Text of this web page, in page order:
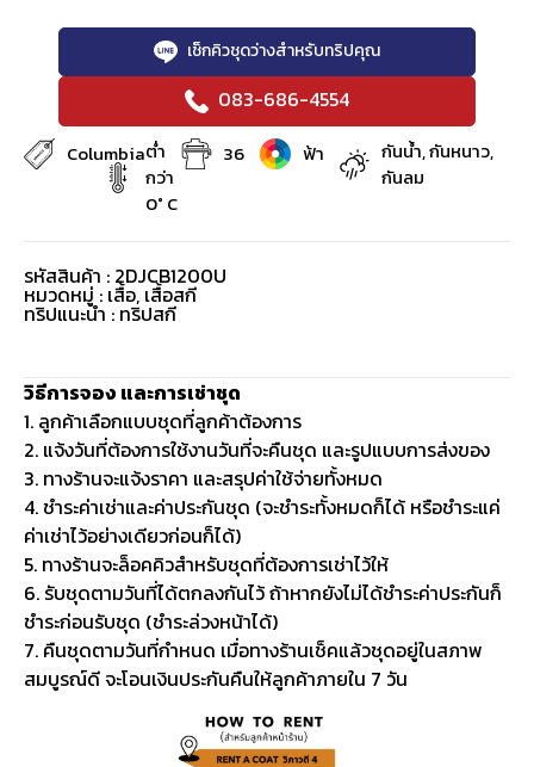
เช็กคิวชุดว่างสำหรับทริปคุณ
083-686-4554
Columbiaต่ำ
กว่า
0° C
36 ฟ้า
กันน้ำ, กันหนาว,
กันลม
รหัสสินค้า : 2DJCB1200U
หมวดหมู่ : เสื้อ, เสื้อสกี
ทริปแนะนำ : ทริปสกี
วิธีการจอง และการเช่าชุด
1. ลูกค้าเลือกแบบชุดที่ลูกค้าต้องการ
2. แจ้งวันที่ต้องการใช้งานวันที่จะคืนชุด และรูปแบบการส่งของ
3. ทางร้านจะแจ้งราคา และสรุปค่าใช้จ่ายทั้งหมด
4. ชำระค่าเช่าและค่าประกันชุด (จะชำระทั้งหมดก็ได้ หรือชำระแค่
ค่าเช่าไว้อย่างเดียวก่อนก็ได้)
5. ทางร้านจะล็อคคิวสำหรับชุดที่ต้องการเช่าไว้ให้
6. รับชุดตามวันที่ได้ตกลงกันไว้ ถ้าหากยังไม่ได้ชำระค่าประกันก็
ชำระก่อนรับชุด (ชำระล่วงหน้าได้)
7. คืนชุดตามวันที่กำหนด เมื่อทางร้านเช็คแล้วชุดอยู่ในสภาพ
สมบูรณ์ดี จะโอนเงินประกันคืนให้ลูกค้าภายใน 7 วัน